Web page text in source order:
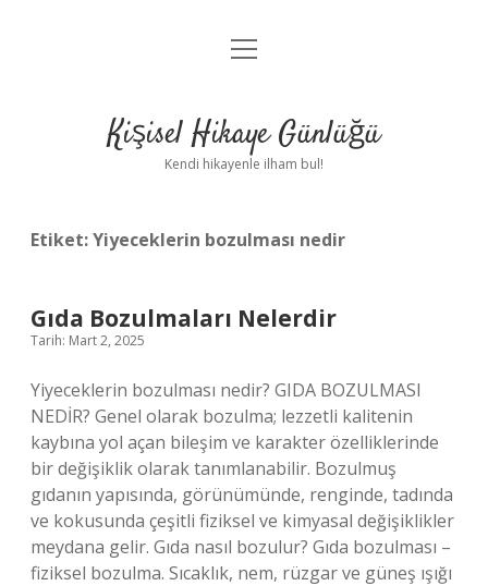
Anasayfa
Yasal Uyarı
menüyü
Kişisel Hikaye Günlüğü
Kendi hikayenle ilham bul!
Etiket:Yiyeceklerin bozulması nedir
Gıda Bozulmaları Nelerdir
Tarih: Mart 2, 2025
Yiyeceklerin bozulması nedir? GIDA BOZULMASI
NEDİR? Genel olarak bozulma; lezzetli kalitenin
kaybına yol açan bileşim ve karakter özelliklerinde
bir değişiklik olarak tanımlanabilir. Bozulmuş
gıdanın yapısında, görünümünde, renginde, tadında
ve kokusunda çeşitli fiziksel ve kimyasal değişiklikler
meydana gelir. Gıda nasıl bozulur? Gıda bozulması –
fiziksel bozulma. Sıcaklık, nem, rüzgar ve güneş ışığı